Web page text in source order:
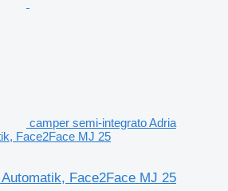
camper semi-integrato Adria
Face2Face MJ 25
Face2Face MJ 25